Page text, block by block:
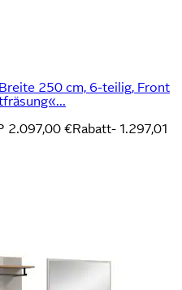
250 cm, 6-teilig, Front
2.097,00 €Rabatt- 1.297,01